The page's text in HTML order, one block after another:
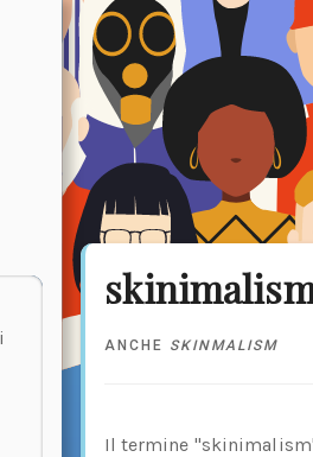
ANCHE SKINMALISM
Il termine